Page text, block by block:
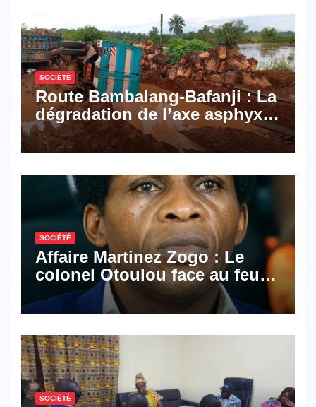
Cameroon
SOCIÉTÉ
Route Bambalang-Bafanji : La
dégradation de l’axe asphyxie
les activités économiques
SOCIÉTÉ
Affaire Martinez Zogo : Le
colonel Otoulou face au feu
croisé des avocats de la
défense
SOCIÉTÉ